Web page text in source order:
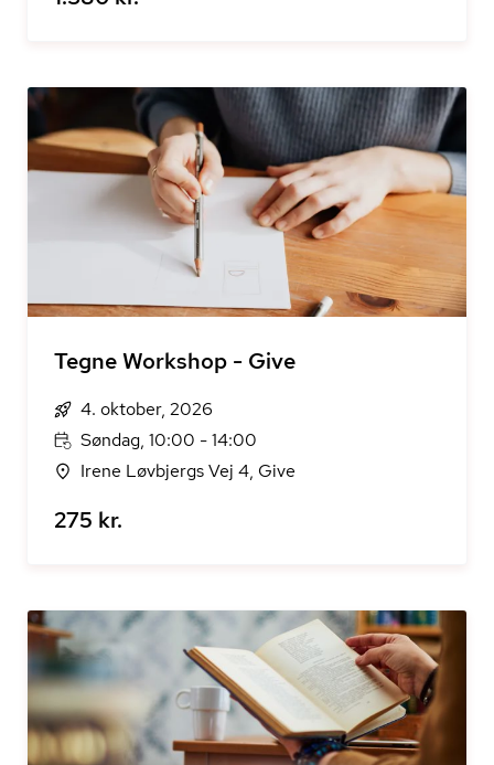
Tegne Workshop - Give
4. oktober, 2026
Søndag, 10:00 - 14:00
Irene Løvbjergs Vej 4, Give
275 kr.